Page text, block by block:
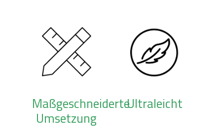
Maßgeschneiderte
Umsetzung
Ultraleicht